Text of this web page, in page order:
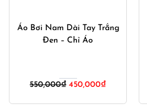
Áo Bơi Nam Dài Tay Trắng
Đen – Chỉ Áo
550,000₫ Giá
450,000₫Giá